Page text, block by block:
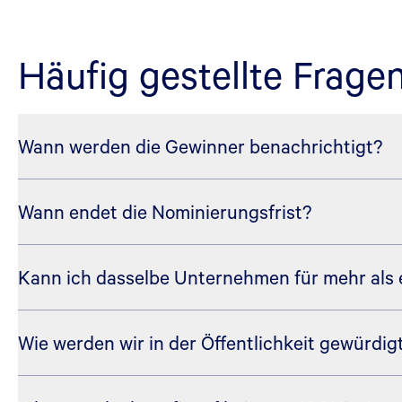
Häufig gestellte
Wann werden die Gewinner benachrichtigt?
Winners will be notified by April 2, 2026. We ask that you
Wann endet die Nominierungsfrist?
Die Nominierungsfrist endete am 20. März 2026.
Kann ich dasselbe Unternehmen für mehr
Wir bitten Sie, jedes Unternehmen in der Preiskategorie
Wie werden wir in der Öffentlichkeit